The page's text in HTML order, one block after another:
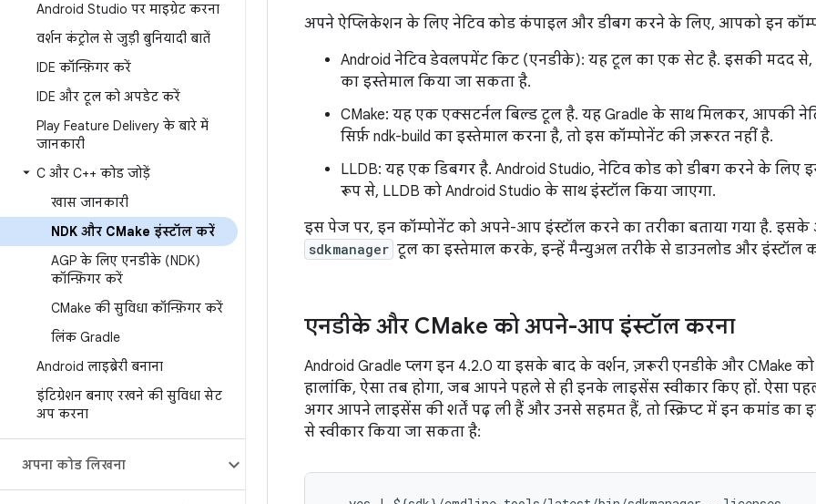
Android Studio पर माइग्रेट करना
वर्शन कंट्रोल से जुड़ी बुनियादी बातें
IDE कॉन्फ़िगर करें
IDE और टूल को अपडेट करें
Play Feature Delivery के बारे में
जानकारी
C और C++ कोड जोड़ें
खास जानकारी
NDK और CMake इंस्टॉल करें
AGP के लिए एनडीके (NDK)
कॉन्फ़िगर करें
CMake की सुविधा कॉन्फ़िगर करें
लिंक Gradle
Android लाइब्रेरी बनाना
इंटिग्रेशन बनाए रखने की सुविधा सेट
अप करना
अपना कोड लिखना
अपने ऐप्लिकेशन के लिए नेटिव कोड कंपाइल और डीबग करने के लिए, आपको इन
Android नेटिव डेवलपमेंट किट (एनडीके): यह टूल का एक सेट है. इसकी मदद से,
का इस्तेमाल किया जा सकता है.
CMake: यह एक एक्सटर्नल बिल्ड टूल है. यह Gradle के साथ मिलकर, आपकी
सिर्फ़ ndk-build का इस्तेमाल करना है, तो इस कॉम्पोनेंट की ज़रूरत नहीं है.
LLDB: यह एक डिबगर है. Android Studio, नेटिव कोड को डीबग करने के लिए
रूप से, LLDB को Android Studio के साथ इंस्टॉल किया जाएगा.
इस पेज पर, इन कॉम्पोनेंट को अपने-आप इंस्टॉल करने का तरीका बताया गया है. इसके
sdkmanager टूल का इस्तेमाल करके, इन्हें मैन्युअल तरीके से डाउनलोड और इंस्टॉल
एनडीके और CMake को अपने-आप इंस्टॉल करना
Android Gradle प्लग इन 4.2.0 या इसके बाद के वर्शन, ज़रूरी एनडीके और CMake
हालांकि, ऐसा तब होगा, जब आपने पहले से ही इनके लाइसेंस स्वीकार किए हों. ऐसा
अगर आपने लाइसेंस की शर्तें पढ़ ली हैं और उनसे सहमत हैं, तो स्क्रिप्ट में इन कमांड
से स्वीकार किया जा सकता है: